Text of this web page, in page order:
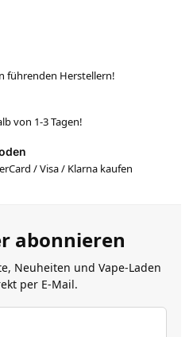
führenden Herstellern!
von 1-3 Tagen!
/ Visa / Klarna kaufen
abonnieren
Neuheiten und Vape-Laden
per E-Mail.